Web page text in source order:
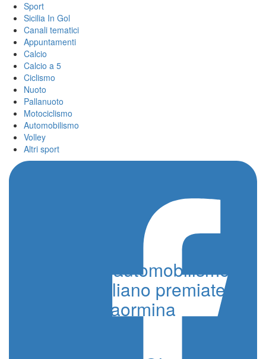
Sport
Sicilia In Gol
Canali tematici
Appuntamenti
Calcio
Calcio a 5
Ciclismo
Nuoto
Pallanuoto
Motociclismo
Automobilismo
Volley
Altri sport
Le stelle dell’automobilismo
siciliano e italiano premiate da
Aci Sport a Taormina